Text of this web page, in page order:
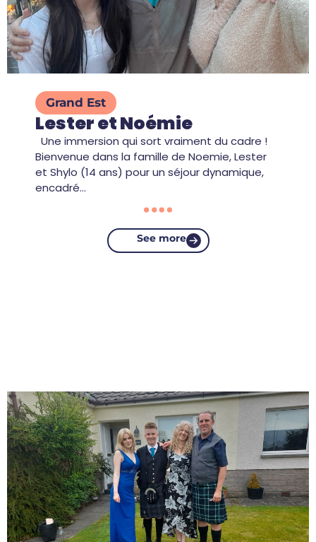
Grand Est
Lester et Noémie
Une immersion qui sort vraiment du cadre !
Bienvenue dans la famille de Noemie, Lester
et Shylo (14 ans) pour un séjour dynamique,
encadré…
See more